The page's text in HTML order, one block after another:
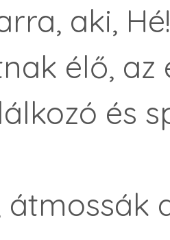
aki,
élő, az
és
átmossák